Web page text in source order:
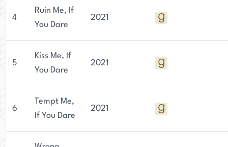
4
Ruin Me, If
You Dare
2021
5
Kiss Me, If
You Dare
2021
6
Tempt Me,
If You Dare
2021